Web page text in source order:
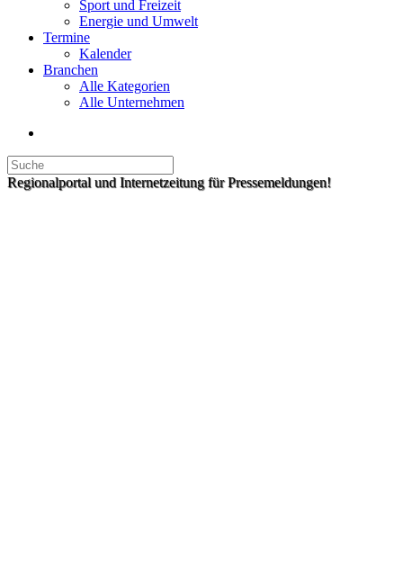
Sport und Freizeit
Energie und Umwelt
Termine
Kalender
Branchen
Alle Kategorien
Alle Unternehmen
Regionalportal und Internetzeitung für Pressemeldungen!